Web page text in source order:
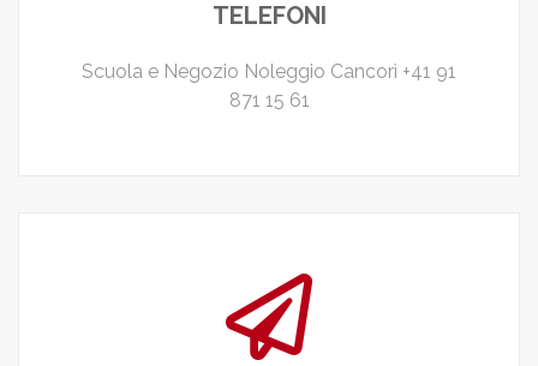
TELEFONI
Scuola e Negozio Noleggio Cancorì +41 91
871 15 61